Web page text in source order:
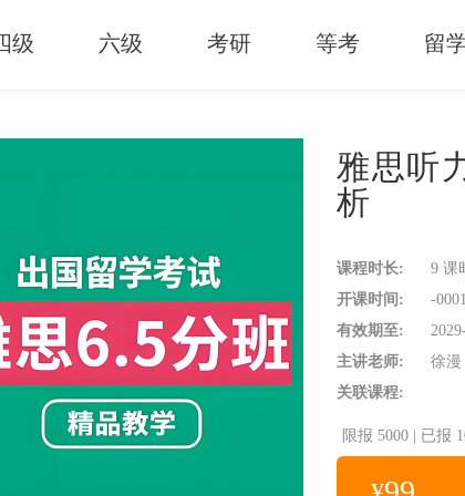
级 六级 考研 等考 留
雅思听
析
课程时长:
9 课
开课时间:
-
有效期至:
主讲老师:
徐漫
关联课程:
高分写作 听
多选题解析
限报 5000 已报